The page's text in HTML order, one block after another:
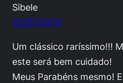
Sibele
05/23/2010
Um clássico raríssimo!!!
este será bem cuidado!
Meus Parabéns mesmo!